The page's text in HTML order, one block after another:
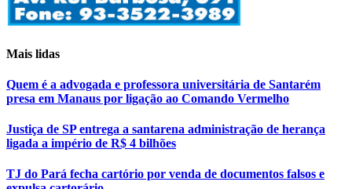
Mais lidas
Quem é a advogada e professora universitária de Santarém
presa em Manaus por ligação ao Comando Vermelho
Justiça de SP entrega a santarena administração de herança
ligada a império de R$ 4 bilhões
TJ do Pará fecha cartório por venda de documentos falsos e